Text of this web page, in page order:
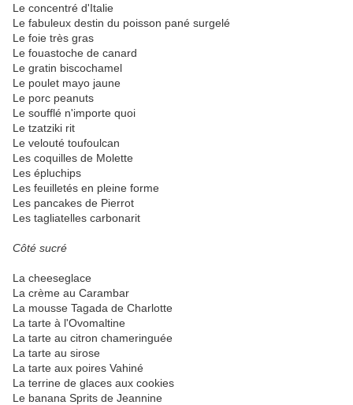
Le concentré d'Italie
Le fabuleux destin du poisson pané surgelé
Le foie très gras
Le fouastoche de canard
Le gratin biscochamel
Le poulet mayo jaune
Le porc peanuts
Le soufflé n'importe quoi
Le tzatziki rit
Le velouté toufoulcan
Les coquilles de Molette
Les épluchips
Les feuilletés en pleine forme
Les pancakes de Pierrot
Les tagliatelles carbonarit
Côté sucré
La cheeseglace
La crème au Carambar
La mousse Tagada de Charlotte
La tarte à l'Ovomaltine
La tarte au citron chameringuée
La tarte au sirose
La tarte aux poires Vahiné
La terrine de glaces aux cookies
Le banana Sprits de Jeannine